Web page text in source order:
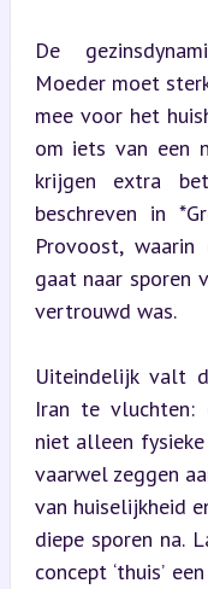
De
Moeder moet
mee voor het
om iets van een
krijgen extra
beschreven in
Provoost,
gaat naar sporen
vertrouwd was.
Uiteindelijk valt
Iran te vluchten:
niet alleen
vaarwel zeggen
van huiselijkheid
diepe sporen na.
concept ‘thuis’